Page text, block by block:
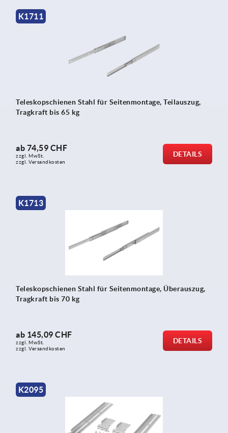
K1711
Teleskopschienen Stahl für Seitenmontage, Teilauszug,
Tragkraft bis 65 kg
ab 74,59 CHF
zzgl. MwSt.
zzgl. Versandkosten
DETAILS
K1713
Teleskopschienen Stahl für Seitenmontage, Überauszug,
Tragkraft bis 70 kg
ab 145,09 CHF
zzgl. MwSt.
zzgl. Versandkosten
DETAILS
K2095